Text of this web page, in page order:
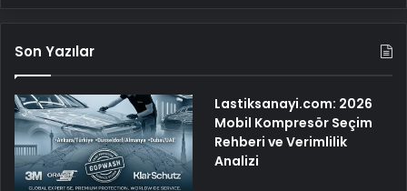
Son Yazılar
Lastiksanayi.com: 2026
Mobil Kompresör Seçim
Rehberi ve Verimlilik
Analizi